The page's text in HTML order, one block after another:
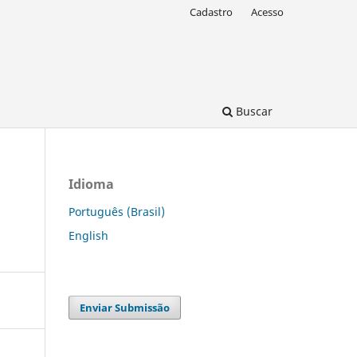
Buscar
Cadastro Acesso
Idioma
Português (Brasil)
English
Enviar Submissão